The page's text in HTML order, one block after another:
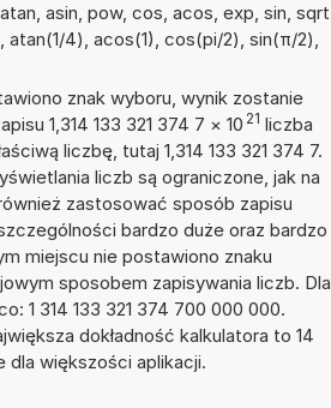
asin, pow, cos, acos, exp, sin, sqrt
atan(1/4), acos(1), cos(pi/2), sin(π/2),
znak wyboru, wynik zostanie
1,314 133 321 374 7 × 10 21 liczba
liczbę, tutaj 1,314 133 321 374 7.
liczb są ograniczone, jak na
zastosować sposób zapisu
bardzo duże oraz bardzo
miejscu nie postawiono znaku
sposobem zapisywania liczb. Dla
1 314 133 321 374 700 000 000.
dokładność kalkulatora to 14
większości aplikacji.